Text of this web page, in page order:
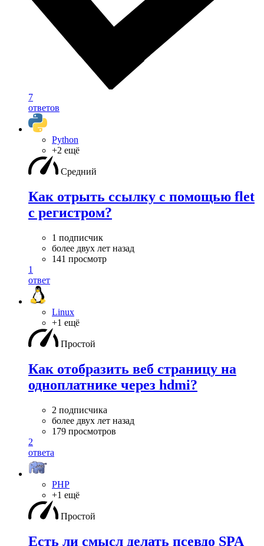
7
ответов
Python
+2 ещё
Средний
Как отрыть ссылку с помощью flet
с регистром?
1 подписчик
более двух лет назад
141 просмотр
1
ответ
Linux
+1 ещё
Простой
Как отобразить веб страницу на
одноплатнике через hdmi?
2 подписчика
более двух лет назад
179 просмотров
2
ответа
PHP
+1 ещё
Простой
Есть ли смысл делать псевдо SPA